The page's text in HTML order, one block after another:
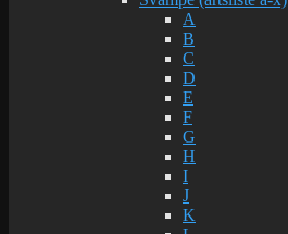
A
B
C
D
E
F
G
H
I
J
K